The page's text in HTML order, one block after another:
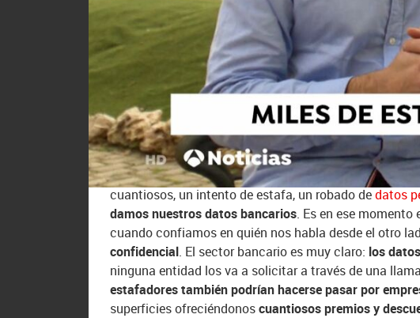
El procedimiento delvishinges, casi siempre, el
un empleado bancario. Te informa de que ha habido
cuantiosos, un intento de estafa, un robado dedatos
damos nuestros datos bancarios. Es en ese momento
cuando confiamos en quién nos habla desde el otro
confidencial. El sector bancario es muy claro: los
ninguna entidad los va a solicitar a través de una
estafadores también podrían hacerse pasar por
superficies ofreciéndonoscuantiosos premios y